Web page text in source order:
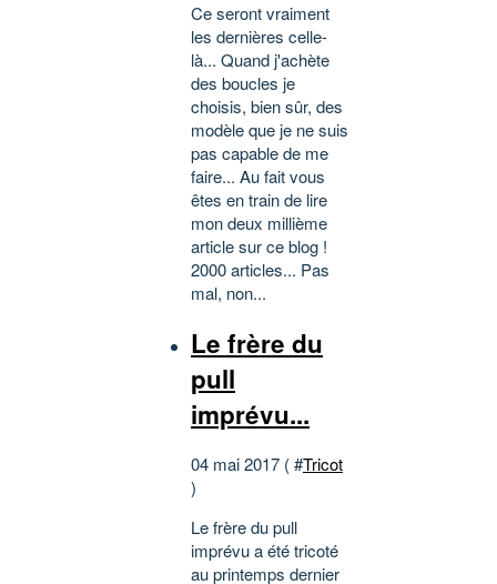
Ce seront vraiment
les dernières celle-
là... Quand j'achète
des boucles je
choisis, bien sûr, des
modèle que je ne suis
pas capable de me
faire... Au fait vous
êtes en train de lire
mon deux millième
article sur ce blog !
2000 articles... Pas
mal, non...
Le frère du
pull
imprévu...
04 mai 2017 ( #Tricot
)
Le frère du pull
imprévu a été tricoté
au printemps dernier